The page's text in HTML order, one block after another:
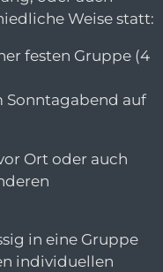
Weise statt:
festen Gruppe (4
Sonntagabend auf
Ort oder auch
in eine Gruppe
individuellen